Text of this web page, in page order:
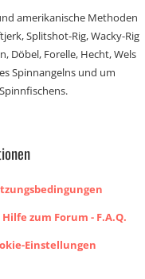
amerikanische Methoden
Splitshot-Rig, Wacky-Rig
Döbel, Forelle, Hecht, Wels
Spinnangelns und um
Hilfe zum Forum - F.A.Q.
Einstellungen